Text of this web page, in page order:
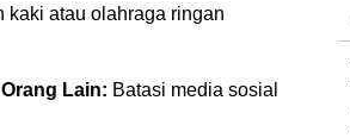
kaki atau olahraga ringan
Lain: Batasi media sosial